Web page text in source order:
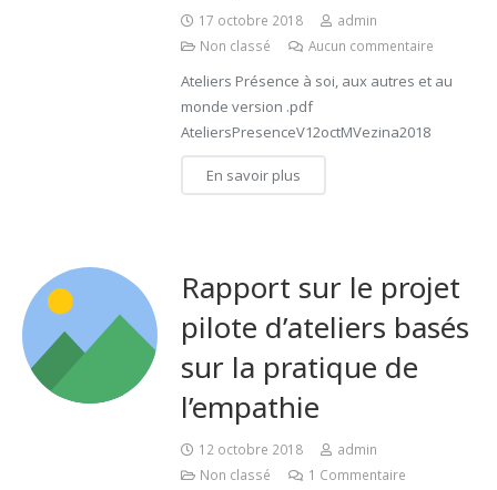
17 octobre 2018
admin
Non classé
Aucun commentaire
Ateliers Présence à soi, aux autres et au
monde version .pdf
AteliersPresenceV12octMVezina2018
En savoir plus
Rapport sur le projet
pilote d’ateliers basés
sur la pratique de
l’empathie
12 octobre 2018
admin
Non classé
1 Commentaire